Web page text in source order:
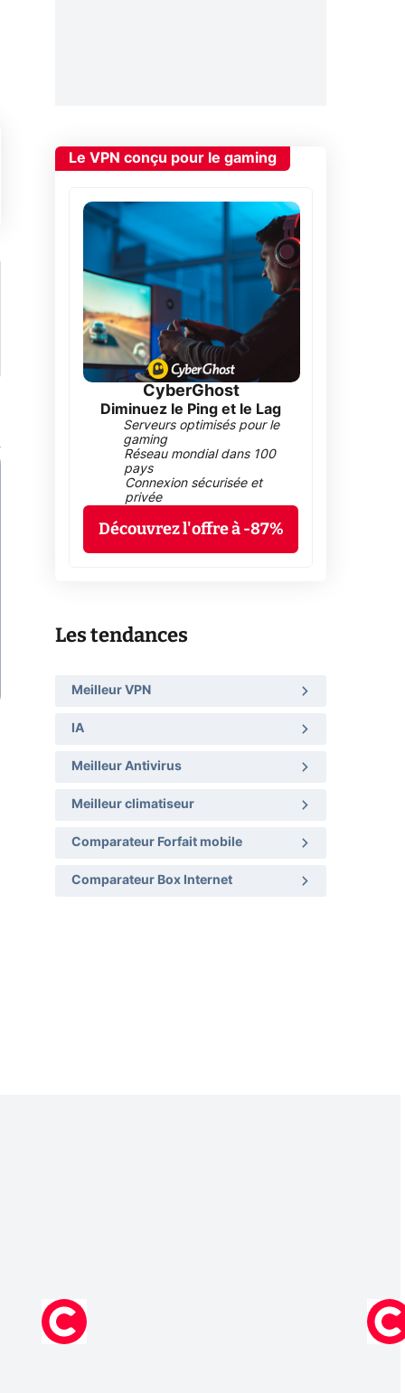
Le VPN conçu pour le gaming
CyberGhost
Diminuez le Ping et le Lag
Serveurs optimisés pour le
gaming
Réseau mondial dans 100
pays
Connexion sécurisée et
privée
Découvrez l'offre à -87%
Les tendances
Meilleur VPN
IA
Meilleur Antivirus
Meilleur climatiseur
Comparateur Forfait mobile
Comparateur Box Internet